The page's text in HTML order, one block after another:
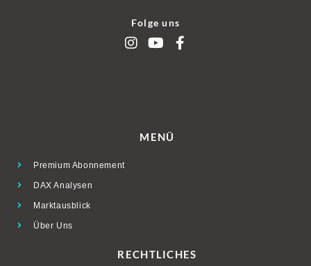
Folge uns
MENÜ
Premium Abonnement
DAX Analysen
Marktausblick
Über Uns
RECHTLICHES